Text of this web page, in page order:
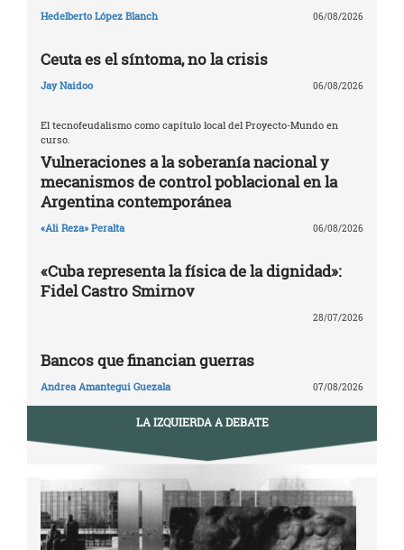
Hedelberto López Blanch 06/08/2026
Ceuta es el síntoma, no la crisis
Jay Naidoo 06/08/2026
El tecnofeudalismo como capítulo local del Proyecto-Mundo en
curso.
Vulneraciones a la soberanía nacional y
mecanismos de control poblacional en la
Argentina contemporánea
«Ali Reza» Peralta 06/08/2026
«Cuba representa la física de la dignidad»:
Fidel Castro Smirnov
28/07/2026
Bancos que financian guerras
Andrea Amantegui Guezala 07/08/2026
LA IZQUIERDA A DEBATE